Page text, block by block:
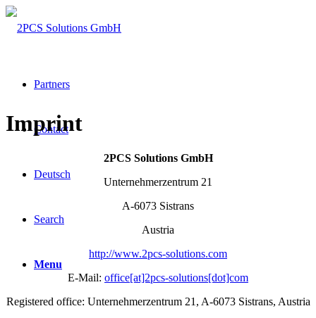
Partners
Contact
Deutsch
Search
Menu
Imprint
2PCS Solutions GmbH
Unternehmerzentrum 21
A-6073 Sistrans
Austria
http://www.2pcs-solutions.com
E-Mail: office[at]2pcs-solutions[dot]com
Registered office: Unternehmerzentrum 21, A-6073 Sistrans, Austria